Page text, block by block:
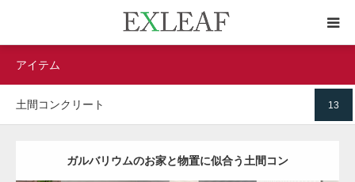
アイテム
13
土間コンクリート
ガルバリウムのお家と物置に似合う土間コン
HOME
GALLERY
STYLE